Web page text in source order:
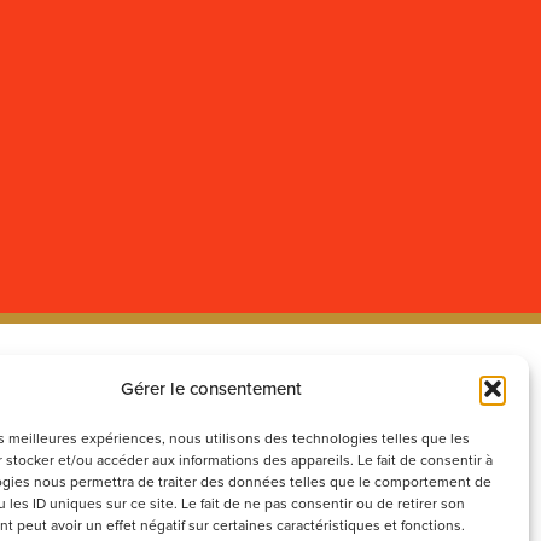
Gérer le consentement
meilleures expériences, nous utilisons des technologies telles que les
stocker et/ou accéder aux informations des appareils. Le fait de consentir à
nous permettra de traiter des données telles que le comportement de
les ID uniques sur ce site. Le fait de ne pas consentir ou de retirer son
peut avoir un effet négatif sur certaines caractéristiques et fonctions.
nos offres d’emploi ou
votre candidature
sociaux